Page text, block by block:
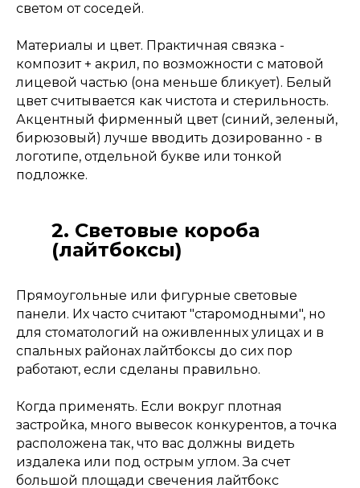
светом от соседей.
Материалы и цвет. Практичная связка -
композит + акрил, по возможности с матовой
лицевой частью (она меньше бликует). Белый
цвет считывается как чистота и стерильность.
Акцентный фирменный цвет (синий, зеленый,
бирюзовый) лучше вводить дозированно - в
логотипе, отдельной букве или тонкой
подложке.
2. Световые короба
(лайтбоксы)
Прямоугольные или фигурные световые
панели. Их часто считают "старомодными", но
для стоматологий на оживленных улицах и в
спальных районах лайтбоксы до сих пор
работают, если сделаны правильно.
Когда применять. Если вокруг плотная
застройка, много вывесок конкурентов, а точка
расположена так, что вас должны видеть
издалека или под острым углом. За счет
большой площади свечения лайтбокс